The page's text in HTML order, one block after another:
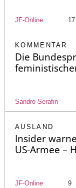
JF-Online 17
KOMMENTAR
Die
Sandro Serafin
AUSLAND
Insider
US-Armee –
JF-Online 9